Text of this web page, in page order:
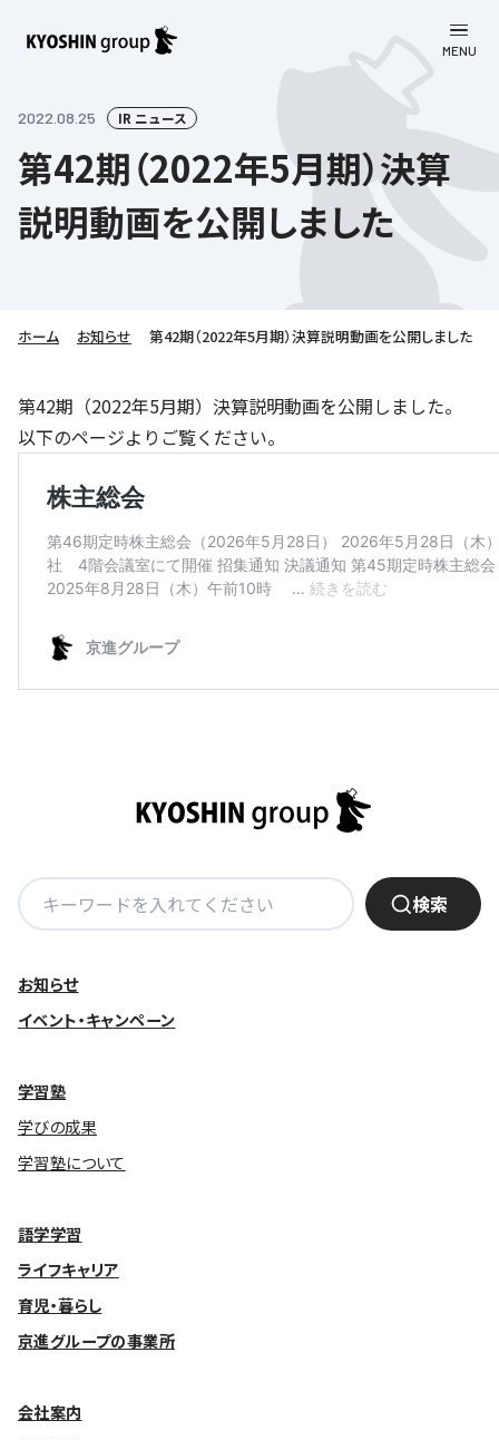
MENU
会社案内
会社案内
会社概要／組織図
Company’s Profile
沿革
社歌
本社所在地
京進グループが目指す姿
事業一覧
学びの成果
語学学習
育児・暮らし
京進グループの事業所
サステナビリティ
お客さま満足度向上の取り組み
労働環境向上の取り組み
人材育成の取り組み
CSRレポート
社会貢献活動
オリジナルバッグプロジェクト
価値創造の取り組み
DXビジョン・DX戦略
卓越した安全・安心を目指して
安全と安心への取り組み
安全・安心にお通いいただくために
お客様相談センター
メッセージアーカイブス
株主・投資家向け情報
株主・投資家向け情報
株主・株式関連情報
株主・投資家の皆さまへ
ビジョン／経営方針
連結業績・財務
IRライブラリー
採用情報
採用情報
京進リクルートInstagram
新卒採用情報
新卒採用デジタルパンフレット
中途採用
講師（アルバイト）募集
介護事業 採用
お問い合わせ
利用規約
個人情報保護方針
特別警報発令時の授業について
2022.08.25 IR ニュース
第42期（2022年5月期）決算
説明動画を公開しました
ホーム お知らせ 第42期（2022年5月期）決算説明動画を公開しました
第42期（2022年5月期）決算説明動画を公開しました。
以下のページよりご覧ください。
検
索:
検索
お知らせ
イベント・キャンペーン
学習塾
学びの成果
学習塾について
語学学習
ライフキャリア
育児・暮らし
京進グループの事業所
会社案内